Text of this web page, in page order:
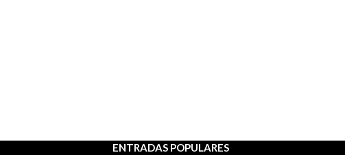
ENTRADAS POPULARES